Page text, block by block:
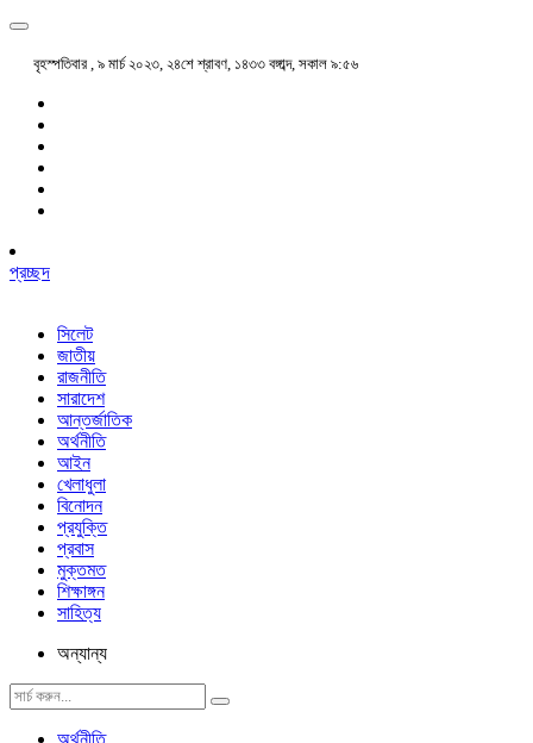
বৃহস্পতিবার , ৯ মার্চ ২০২৩, ২৪শে শ্রাবণ, ১৪৩৩ বঙ্গাব্দ, সকাল ৯:৫৬
প্রচ্ছদ
সিলেট
জাতীয়
রাজনীতি
সারাদেশ
আন্তর্জাতিক
অর্থনীতি
আইন
খেলাধুলা
বিনোদন
প্রযুক্তি
প্রবাস
মুক্তমত
শিক্ষাঙ্গন
সাহিত্য
অন্যান্য
অর্থনীতি